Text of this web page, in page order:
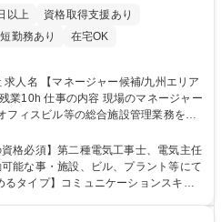
以上
資格取得支援あり
勤務あり 在宅OK
マネージャー
フィスビル等の総合施設管理業務を担
勤はございますが、エリアを超えた
考欄により詳細な情報を記載 ＜具体的
転業務 ■設備の日常保守点検業務■設
格必須】第二種電気工事士、電気主任
能な事・施設、ビル、プラント等にて
タイプ】コミュニケーションスキル/